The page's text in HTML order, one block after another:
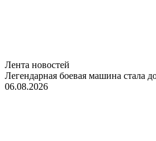
Лента новостей
Легендарная боевая машина стала
06.08.2026